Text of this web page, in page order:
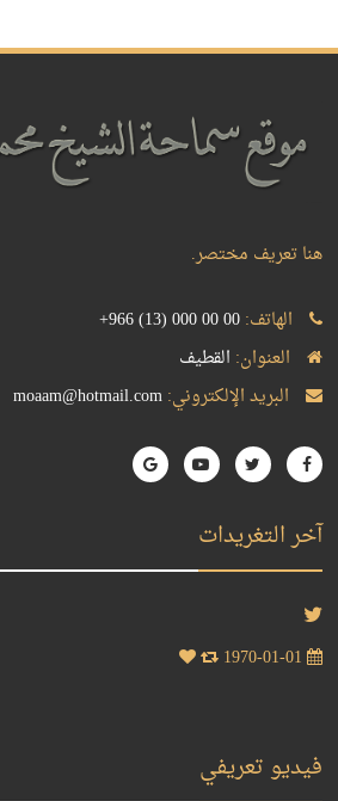
هنا تعريف مختصر.
الهاتف:+966 (13) 000 00 00
العنوان: القطيف
البريد الإلكتروني:moaam@hotmail.com
آخر التغريدات
فيديو تعريفي